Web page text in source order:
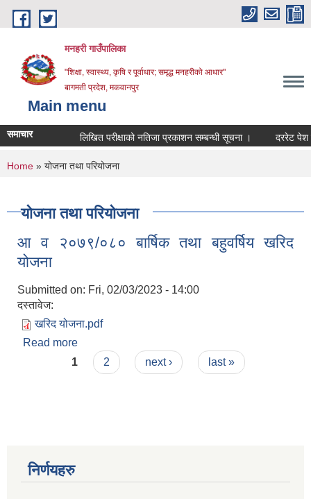
Skip to main content
मनहरी गाउँपालिका
"शिक्षा, स्वास्थ्य, कृषि र पूर्वाधार; समृद्ध मनहरीको आधार"
बागमती प्रदेश, मकवानपुर
Main menu
समाचार लिखित परीक्षाको नतिजा प्रकाशन सम्बन्धी सूचना । दररेट पेश गर्ने
You are here
Home » योजना तथा परियोजना
योजना तथा परियोजना
आ व २०७९/०८० बार्षिक तथा बहुवर्षिय खरिद
योजना
Submitted on: Fri, 02/03/2023 - 14:00
दस्तावेज:
खरिद योजना.pdf
Read more
Pages
1 2 next › last »
निर्णयहरु